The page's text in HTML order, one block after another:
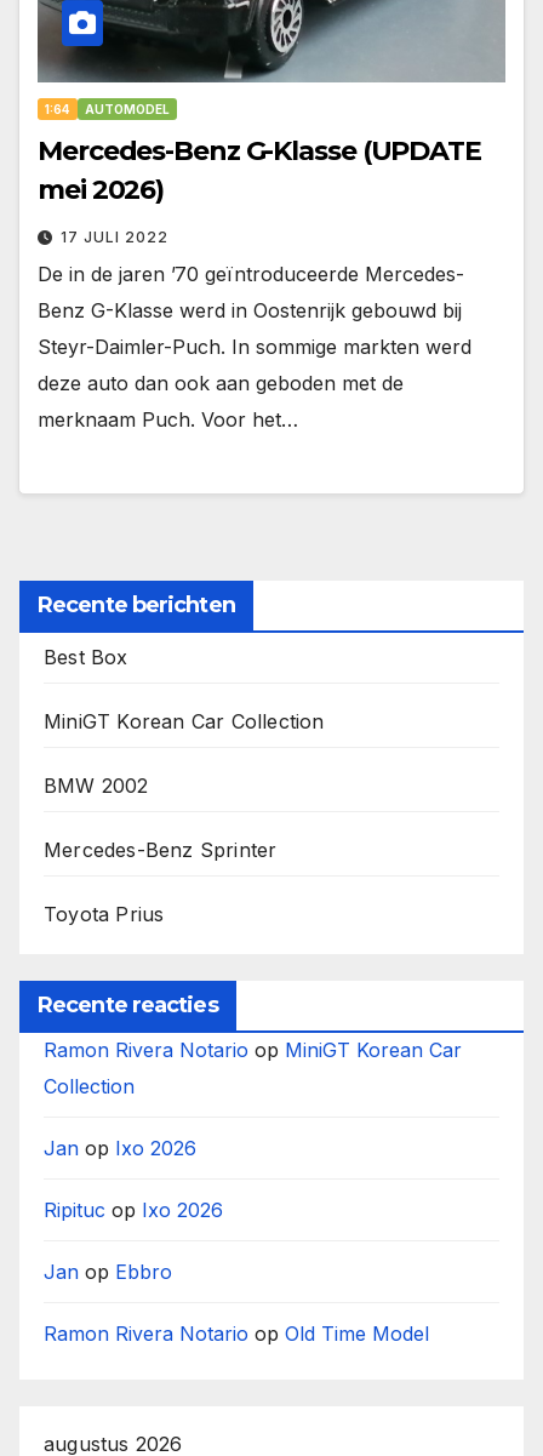
1:64 AUTOMODEL
Mercedes-Benz G-Klasse (UPDATE
mei 2026)
17 JULI 2022
De in de jaren ’70 geïntroduceerde Mercedes-
Benz G-Klasse werd in Oostenrijk gebouwd bij
Steyr-Daimler-Puch. In sommige markten werd
deze auto dan ook aan geboden met de
merknaam Puch. Voor het…
Recente berichten
Best Box
MiniGT Korean Car Collection
BMW 2002
Mercedes-Benz Sprinter
Toyota Prius
Recente reacties
Ramon Rivera Notario op MiniGT Korean Car
Collection
Jan op Ixo 2026
Ripituc op Ixo 2026
Jan op Ebbro
Ramon Rivera Notario op Old Time Model
augustus 2026